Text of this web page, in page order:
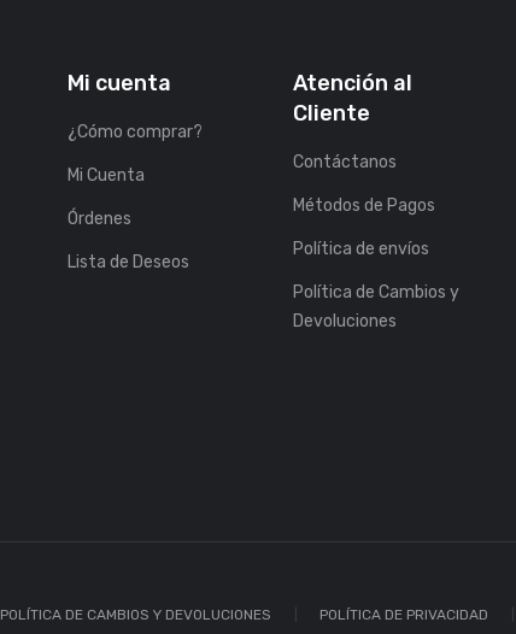
Mi cuenta
¿Cómo comprar?
Mi Cuenta
Órdenes
Lista de Deseos
Atención al
Cliente
Contáctanos
Métodos de Pagos
Política de envíos
Política de Cambios y
Devoluciones
POLÍTICA DE CAMBIOS Y DEVOLUCIONES POLÍTICA DE PRIVACIDAD